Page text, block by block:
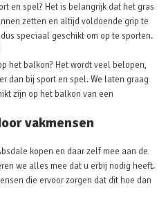
en spel? Het is belangrijk dat het gras
zetten en altijd voldoende grip te
speciaal geschikt om op te sporten.
het balkon? Het wordt veel belopen,
dan bij sport en spel. We laten graag
zijn op het balkon van een
vakmensen
kopen en daar zelf mee aan de
we alles mee dat u erbij nodig heeft.
die ervoor zorgen dat dit hoe dan